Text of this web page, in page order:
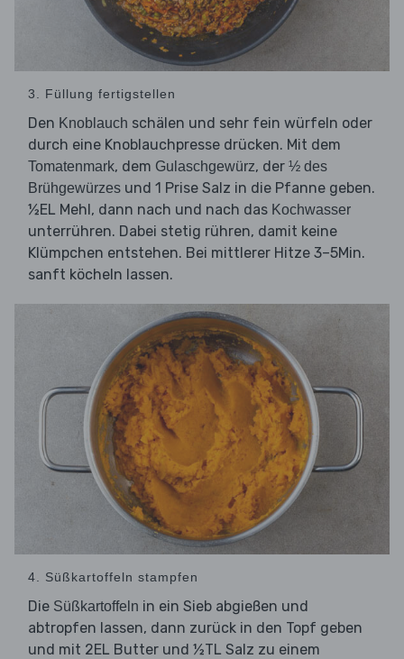
3. Füllung fertigstellen
Den Knoblauch schälen und sehr fein würfeln oder
durch eine Knoblauchpresse drücken. Mit dem
Tomatenmark, dem Gulaschgewürz, der ½ des
Brühgewürzes und 1 Prise Salz in die Pfanne geben.
½EL Mehl, dann nach und nach das Kochwasser
unterrühren. Dabei stetig rühren, damit keine
Klümpchen entstehen. Bei mittlerer Hitze 3–5Min.
sanft köcheln lassen.
4. Süßkartoffeln stampfen
Die Süßkartoffeln in ein Sieb abgießen und
abtropfen lassen, dann zurück in den Topf geben
und mit 2EL Butter und ½TL Salz zu einem